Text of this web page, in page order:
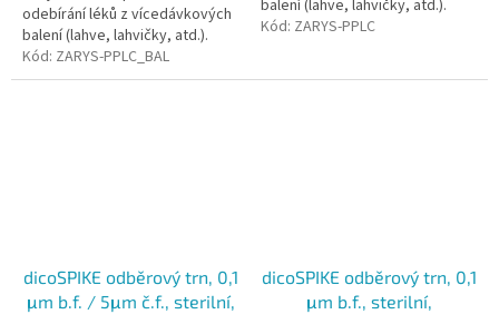
odebírání léků z vícedávkových
balení (lahve, lahvičky, atd.).
Verze Chemo je určen pro léky
uvolňující nebezpečné...
Kód: ZARYS-PPLC_BAL
balení (lahve, lahvičky, atd.).
Verze Chemo je určen pro léky
Kód: ZARYS-PPLC
dicoSPIKE odběrový trn, 0,1
μm b.f. / 5μm č.f., sterilní,
dicoSPIKE odběrový trn, 0,1
μm b.f., sterilní,